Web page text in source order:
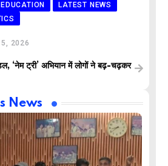
EDUCATION
LATEST NEWS
5, 2026
‘नेम ट्री’ अभियान में लोगों ने बढ़-चढ़कर
News